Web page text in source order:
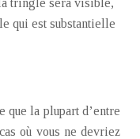
tringle sera visible,
qui est substantielle
que la plupart d’entre
où vous ne devriez